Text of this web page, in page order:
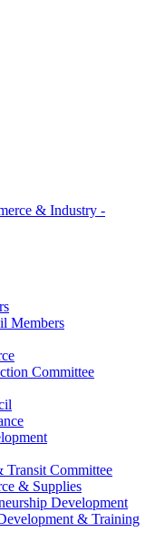
& Industry -
Members
Committee
Transit Committee
& Supplies
Development
& Training